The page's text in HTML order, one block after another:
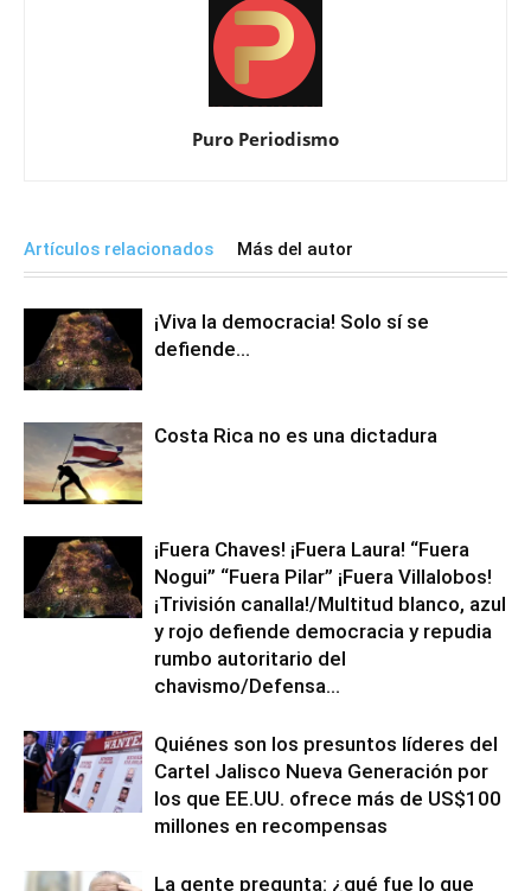
Puro Periodismo
Artículos relacionados Más del autor
¡Viva la democracia! Solo sí se
defiende…
Costa Rica no es una dictadura
¡Fuera Chaves! ¡Fuera Laura! “Fuera
Nogui” “Fuera Pilar” ¡Fuera Villalobos!
¡Trivisión canalla!/Multitud blanco, azul
y rojo defiende democracia y repudia
rumbo autoritario del
chavismo/Defensa...
Quiénes son los presuntos líderes del
Cartel Jalisco Nueva Generación por
los que EE.UU. ofrece más de US$100
millones en recompensas
La gente pregunta: ¿qué fue lo que